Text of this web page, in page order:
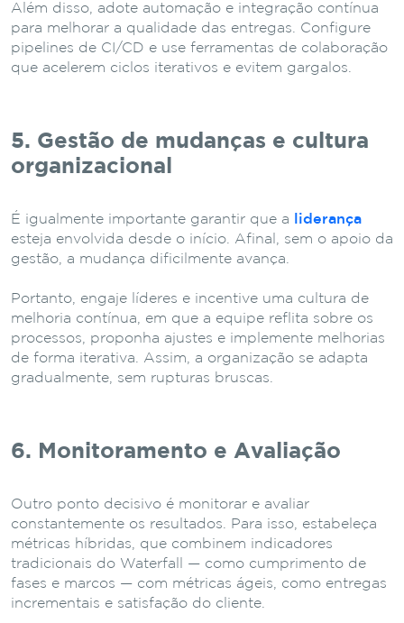
Além disso, adote automação e integração contínua
para melhorar a qualidade das entregas. Configure
pipelines de CI/CD e use ferramentas de colaboração
que acelerem ciclos iterativos e evitem gargalos.
5. Gestão de mudanças e cultura
organizacional
É igualmente importante garantir que a
liderança
esteja envolvida desde o início. Afinal, sem o apoio da
gestão, a mudança dificilmente avança.
Portanto, engaje líderes e incentive uma cultura de
melhoria contínua, em que a equipe reflita sobre os
processos, proponha ajustes e implemente melhorias
de forma iterativa. Assim, a organização se adapta
gradualmente, sem rupturas bruscas.
6. Monitoramento e Avaliação
Outro ponto decisivo é monitorar e avaliar
constantemente os resultados. Para isso, estabeleça
métricas híbridas, que combinem indicadores
tradicionais do Waterfall — como cumprimento de
fases e marcos — com métricas ágeis, como entregas
incrementais e satisfação do cliente.